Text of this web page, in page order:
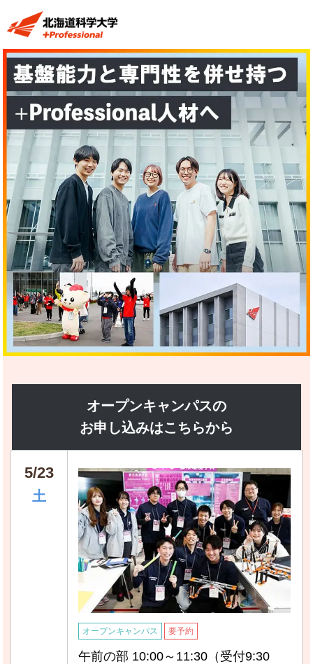
オープンキャンパスの
お申し込みはこちらから
5/23
土
オープンキャンパス 要予約
午前の部 10:00～11:30（受付9:30